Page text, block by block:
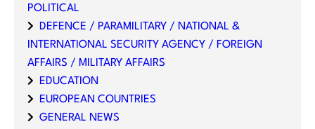
POLITICAL
DEFENCE / PARAMILITARY / NATIONAL &
INTERNATIONAL SECURITY AGENCY / FOREIGN
AFFAIRS / MILITARY AFFAIRS
EDUCATION
EUROPEAN COUNTRIES
GENERAL NEWS